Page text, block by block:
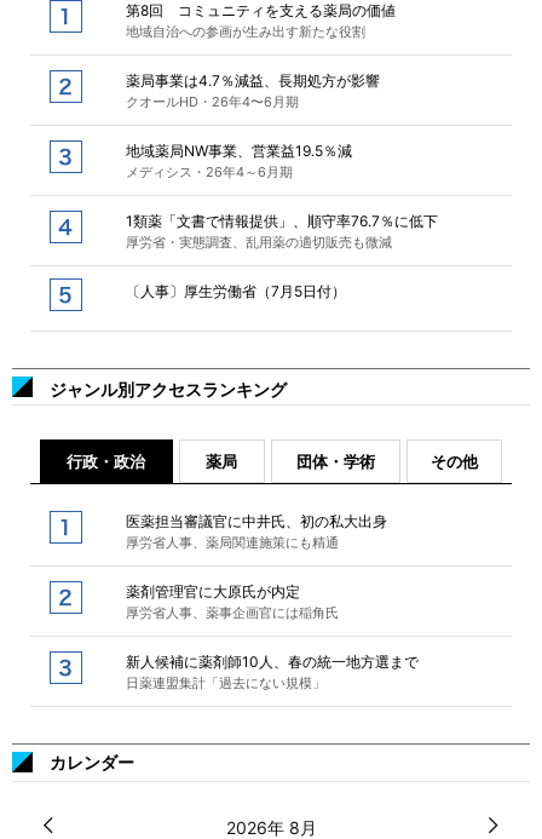
第8回 コミュニティを支える薬局の価値
地域自治への参画が生み出す新たな役割
薬局事業は4.7％減益、長期処方が影響
クオールHD・26年4〜6月期
地域薬局NW事業、営業益19.5％減
メディシス・26年4～6月期
1類薬「文書で情報提供」、順守率76.7％に低下
厚労省・実態調査、乱用薬の適切販売も微減
〔人事〕厚生労働省（7月5日付）
ジャンル別アクセスランキング
行政・政治 薬局 団体・学術 その他
医薬担当審議官に中井氏、初の私大出身
厚労省人事、薬局関連施策にも精通
薬剤管理官に大原氏が内定
厚労省人事、薬事企画官には稲角氏
新人候補に薬剤師10人、春の統一地方選まで
日薬連盟集計「過去にない規模」
カレンダー
2026年 8月